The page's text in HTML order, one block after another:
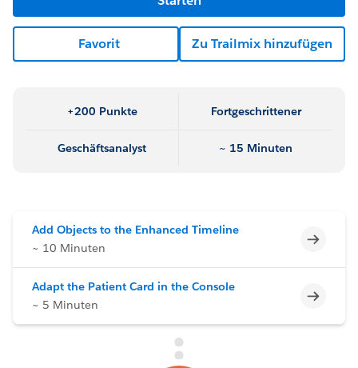
Favorit Zu Trailmix hinzufügen
+200 Punkte Fortgeschrittener
Geschäftsanalyst ~ 15 Minuten
Add Objects to the Enhanced Timeline
~ 10 Minuten
Adapt the Patient Card in the Console
~ 5 Minuten